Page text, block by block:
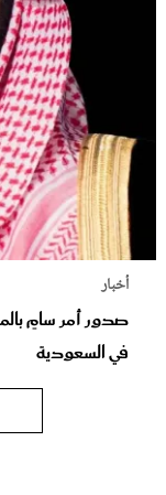
أخبار
صدور أمر سامٍ
في السعودية